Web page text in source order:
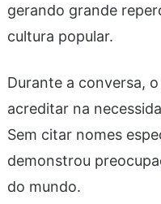
gerando grande
cultura popular.
Durante a conversa,
acreditar na
Sem citar nomes
demonstrou
do mundo.